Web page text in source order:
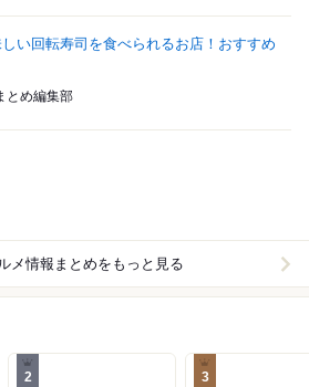
い回転寿司を食べられるお店！おすすめ
とめ編集部
メ情報まとめをもっと見る
2 3